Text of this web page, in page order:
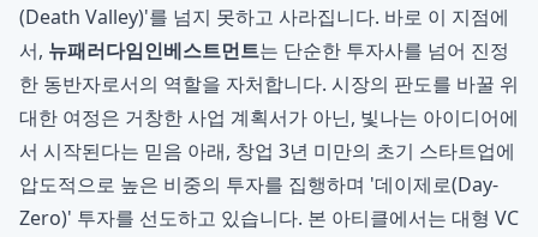
(Death Valley)'를 넘지 못하고 사라집니다. 바로 이 지점에
서, 뉴패러다임인베스트먼트는 단순한 투자사를 넘어 진정
한 동반자로서의 역할을 자처합니다. 시장의 판도를 바꿀 위
대한 여정은 거창한 사업 계획서가 아닌, 빛나는 아이디어에
서 시작된다는 믿음 아래, 창업 3년 미만의 초기 스타트업에
압도적으로 높은 비중의 투자를 집행하며 '데이제로(Day-
Zero)' 투자를 선도하고 있습니다. 본 아티클에서는 대형 VC